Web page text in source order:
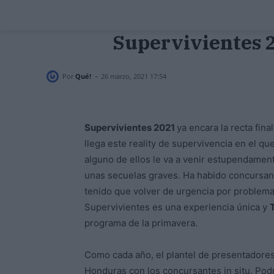
Supervivientes
Por Qué! - 26 marzo, 2021 17:54
Supervivientes 2021 ya encara la recta
llega este reality de supervivencia en el
alguno de ellos le va a venir
unas secuelas graves. Ha habido
tenido que volver de urgencia por
Supervivientes es una experiencia única y
programa de la primavera.
Como cada año, el plantel de
Honduras con los concursantes in situ.